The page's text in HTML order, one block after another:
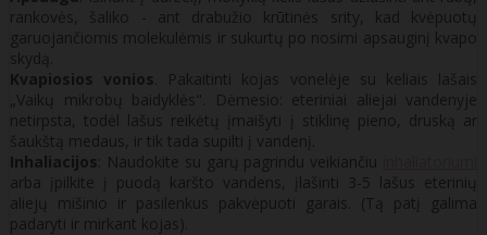
rankovės, šaliko - ant drabužio krūtinės srity, kad kvėpuotų
garuojančiomis molekulėmis ir sukurtų po nosimi apsauginį kvapo
skydą.
Kvapiosios vonios . Pakaitinti kojas vonelėje su keliais lašais
„Vaikų mikrobų baidyklės". Dėmesio: eteriniai aliejai vandenyje
netirpsta, todėl lašus reikėtų įmaišyti į stiklinę pieno, druską ar
šaukštą medaus, ir tik tada supilti į vandenį.
Inhaliacijos : Naudokite su garų pagrindu veikiančiu
arba įpilkite į puodą karšto vandens, įlašinti 3-5 lašus eterinių
aliejų mišinio ir pasilenkus pakvėpuoti garais. (Tą patį galima
padaryti ir mirkant kojas).